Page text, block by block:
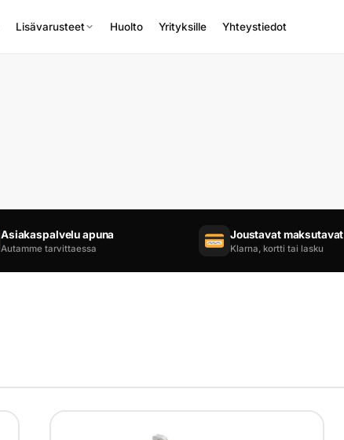
Lisävarusteet Huolto Yrityksille Yhteystiedot
Asiakaspalvelu apuna
Autamme tarvittaessa
Joustavat maksutavat
Klarna, kortti tai lasku